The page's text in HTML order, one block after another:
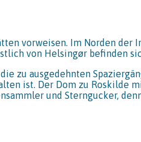
vorweisen. Im Norden der
von Helsingør befinden
zu ausgedehnten
ist. Der Dom zu
und Sterngucker,